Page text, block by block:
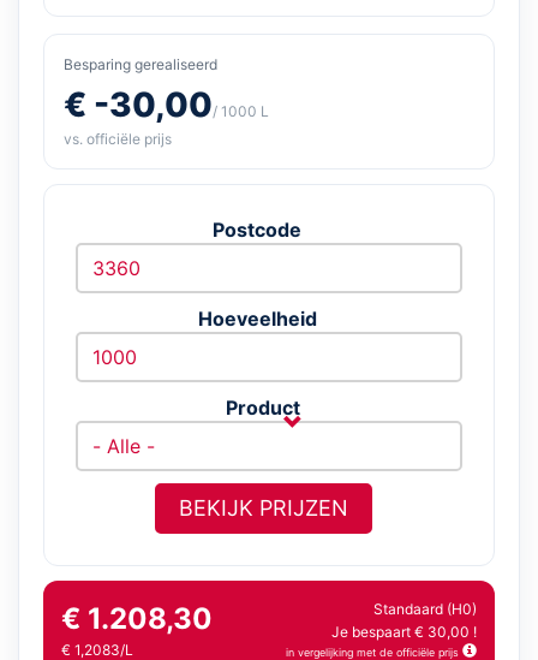
Besparing gerealiseerd
€ -30,00/ 1000 L
vs. officiële prijs
Postcode
Hoeveelheid
Product
BEKIJK PRIJZEN
€ 1.208,30
€ 1,2083/L
Standaard (H0)
Je bespaart € 30,00 !
in vergelijking met de officiële prijs